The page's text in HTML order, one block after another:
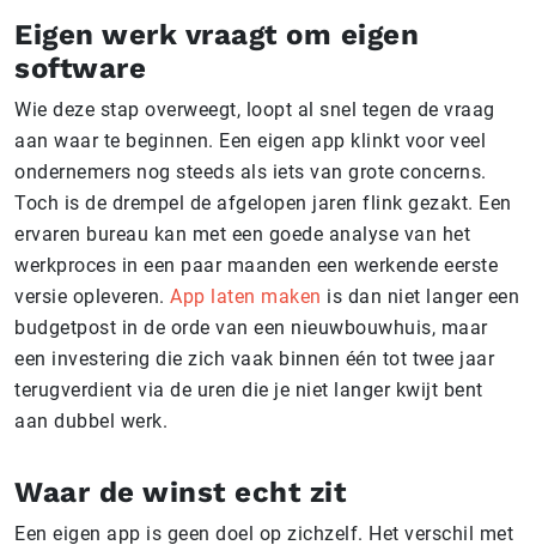
Eigen werk vraagt om eigen
software
Wie deze stap overweegt, loopt al snel tegen de vraag
aan waar te beginnen. Een eigen app klinkt voor veel
ondernemers nog steeds als iets van grote concerns.
Toch is de drempel de afgelopen jaren flink gezakt. Een
ervaren bureau kan met een goede analyse van het
werkproces in een paar maanden een werkende eerste
versie opleveren. App laten maken is dan niet langer een
budgetpost in de orde van een nieuwbouwhuis, maar
een investering die zich vaak binnen één tot twee jaar
terugverdient via de uren die je niet langer kwijt bent
aan dubbel werk.
Waar de winst echt zit
Een eigen app is geen doel op zichzelf. Het verschil met